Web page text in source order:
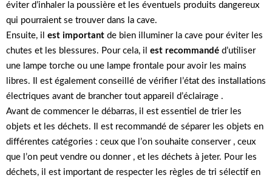
éviter d’inhaler la poussière et les éventuels produits dangereux
qui pourraient se trouver dans la cave.
Ensuite, il est important de bien illuminer la cave pour éviter les
chutes et les blessures. Pour cela, il est recommandé d’utiliser
une lampe torche ou une lampe frontale pour avoir les mains
libres. Il est également conseillé de vérifier l’état des installations
électriques avant de brancher tout appareil d’éclairage .
Avant de commencer le débarras, il est essentiel de trier les
objets et les déchets. Il est recommandé de séparer les objets en
différentes catégories : ceux que l’on souhaite conserver , ceux
que l’on peut vendre ou donner , et les déchets à jeter. Pour les
déchets, il est important de respecter les règles de tri sélectif en